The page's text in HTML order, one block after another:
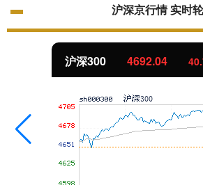
沪深京行情 实时
沪深300 4692.04